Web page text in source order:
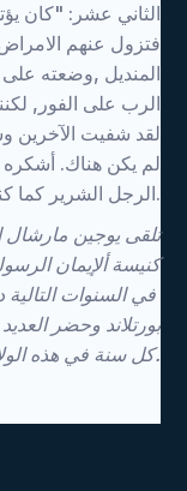
الثاني عشر: "كان
فتزول عنهم
المنديل ,وضعته
الرب على الفور,
لقد شفيت الآخرين
لم يكن هناك. أشكره
الرجل الشرير كما كنت.
كنيسة ألإيمان
في السنوات
بورتلاند وحضر
كل سنة في هذه الولاية.